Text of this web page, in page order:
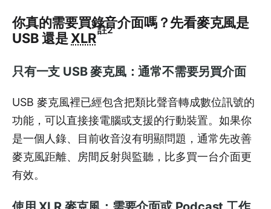
你真的需要買錄音介面嗎？先看麥克風是
USB 還是 XLR
註2
只有一支 USB 麥克風：通常不需要另買介面
USB 麥克風裡已經包含把類比聲音轉成數位訊號的
功能，可以直接接電腦或支援的行動裝置。如果你
是一個人錄、目前收音沒有明顯問題，通常先改善
麥克風距離、房間反射與監聽，比多買一台介面更
有效。